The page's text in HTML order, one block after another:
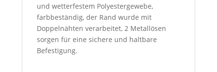
und wetterfestem Polyestergewebe,
farbbeständig, der Rand wurde mit
Doppelnähten verarbeitet, 2 Metallösen
sorgen für eine sichere und haltbare
Befestigung.